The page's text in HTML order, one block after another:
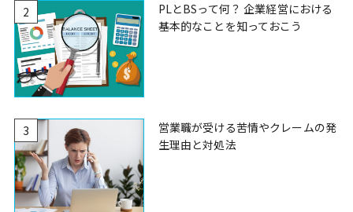
2
PLとBSって何？ 企業経営における
基本的なことを知っておこう
3
営業職が受ける苦情やクレームの発
生理由と対処法